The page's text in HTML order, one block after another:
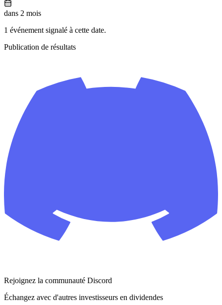
dans 2 mois
1 événement signalé à cette date.
Publication de résultats
Rejoignez la communauté Discord
Échangez avec d'autres investisseurs en dividendes